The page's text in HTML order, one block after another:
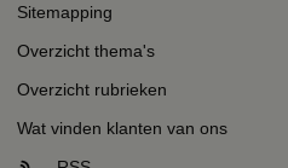
Sitemapping
Overzicht thema's
Overzicht rubrieken
Wat vinden klanten van ons